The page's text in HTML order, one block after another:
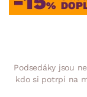
Podsedáky jsou
kdo si potrpí na